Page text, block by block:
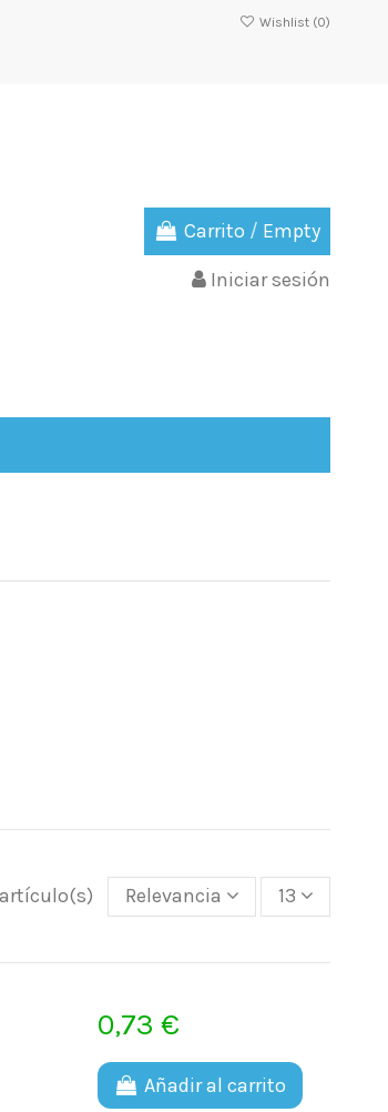
Wishlist (0)
Carrito / Empty
Iniciar sesión
artículo(s) Relevancia 13
0,73 €
Añadir al carrito